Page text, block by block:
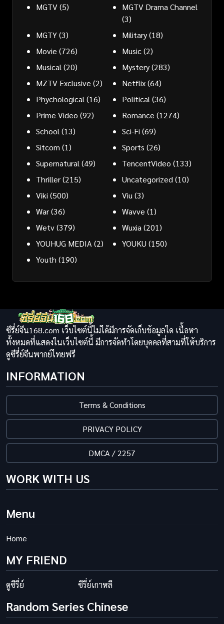
MGTV(5)
MGTV Drama Channel
(3)
MGTY(3) Military(18)
Movie (726) Music(2)
Musical (20) Mystery(283)
MZTV Exclusive (2) Netflix(64)
Phychological (16) Political (36)
Prime Video (92) Romance (1274)
School (13) Sci-Fi (69)
Sitcom (1) Sports (26)
Supernatural (49) TencentVideo (133)
Thriller(215) Uncategorized (10)
Viki (500) Viu (3)
War(36) Wavve (1)
Wetv(379) Wuxia (201)
YOUHUG MEDIA (2) YOUKU (150)
Youth (190)
ซีรี่ย์จีน168.com เว็บไซต์นี้ไม่ได้มีการจัดเก็บข้อมูลใด เนื้อหา
ทั้งหมดที่แสดงในเว็บไซต์นี้ มีการจัดทำโดยบุคคลที่สามที่ให้บริการ
ดูซีรี่ย์จีนพากย์ไทยฟรี
INFORMATION
Terms & Conditions
PRIVACY POLICY
DMCA / 2257
WORK WITH US
Menu
Home
MY FRIEND
ดูซีรี่ย์ ซีรี่ย์เกาหลี
Random Series Chinese